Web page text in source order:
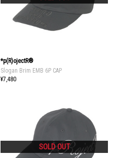
*p(R)ojectR®
Slogan Brim EMB 6P CAP
¥7,480